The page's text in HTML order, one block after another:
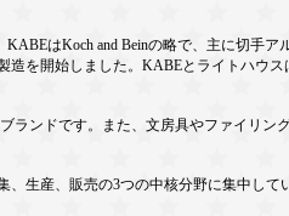
はKoch and Beinの略で、主に切手ア
を開始しました。KABEとライトハウ
ランドです。また、文房具やファイリン
生産、販売の3つの中核分野に集中して